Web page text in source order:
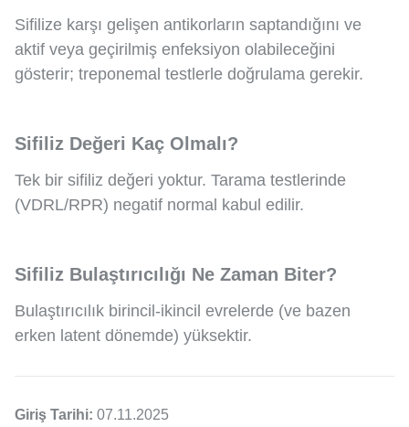
Sifilize karşı gelişen antikorların saptandığını ve
aktif veya geçirilmiş enfeksiyon olabileceğini
gösterir; treponemal testlerle doğrulama gerekir.
Sifiliz Değeri Kaç Olmalı?
Tek bir sifiliz değeri yoktur. Tarama testlerinde
(VDRL/RPR) negatif normal kabul edilir.
Sifiliz Bulaştırıcılığı Ne Zaman Biter?
Bulaştırıcılık birincil-ikincil evrelerde (ve bazen
erken latent dönemde) yüksektir.
Giriş Tarihi: 07.11.2025